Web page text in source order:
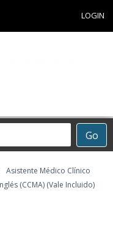
LOGIN
Go
Asistente Médico Clínico
(CCMA) (Vale Incluido)